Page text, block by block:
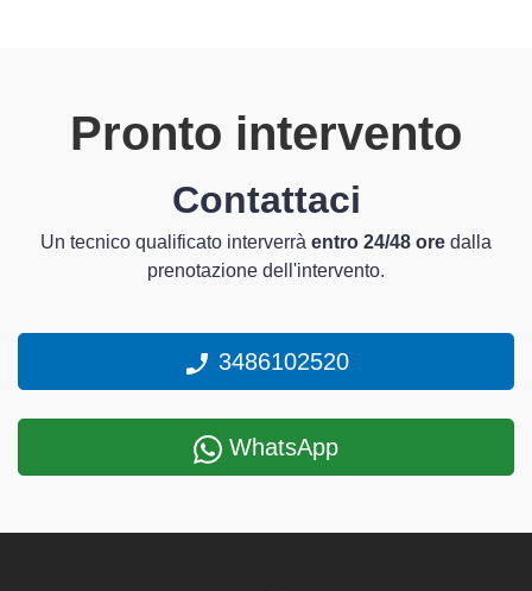
Pronto intervento
Contattaci
Un tecnico qualificato interverrà entro 24/48 ore dalla
prenotazione dell'intervento.
3486102520
WhatsApp